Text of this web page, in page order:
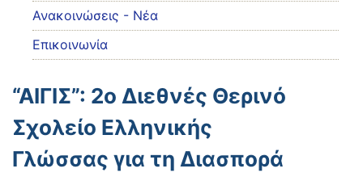
Ανακοινώσεις - Νέα
Επικοινωνία
“ΑΙΓΙΣ”: 2ο Διεθνές Θερινό
Σχολείο Ελληνικής
Γλώσσας για τη Διασπορά